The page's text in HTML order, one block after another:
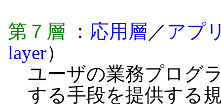
第７層 ： 応用層 ／ アプ
layer）
ユーザの業務プログ
する手段を提供する